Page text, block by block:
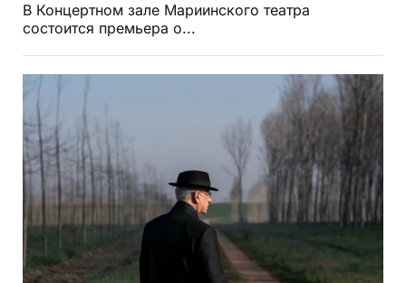
В Концертном зале Мариинского театра
состоится премьера о...